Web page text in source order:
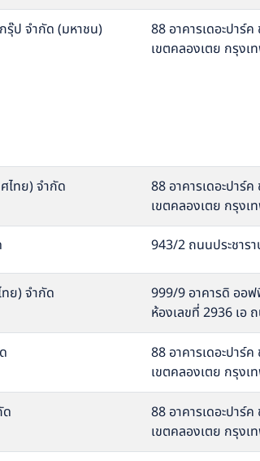
รุ๊ป จำกัด (มหาชน)
88 อาคารเดอะปาร์
เขตคลองเตย กรุงเ
ไทย) จำกัด
88 อาคารเดอะปาร์
เขตคลองเตย กรุงเ
943/2 ถนนประชาร
ย) จำกัด
999/9 อาคารดิ ออ
ห้องเลขที่ 2936 เอ
88 อาคารเดอะปาร์
เขตคลองเตย กรุงเ
ด
88 อาคารเดอะปาร์
เขตคลองเตย กรุงเ